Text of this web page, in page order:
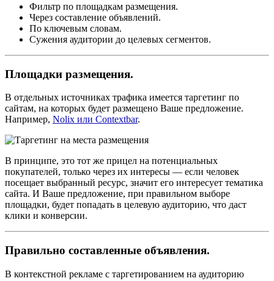
Фильтр по площадкам размещения.
Через составление объявлений.
По ключевым словам.
Сужения аудитории до целевых сегментов.
Площадки размещения.
В отдельных источниках трафика имеется таргетинг по
сайтам, на которых будет размещено Ваше предложение.
Например, Nolix или Contextbar.
В принципе, это тот же прицел на потенциальных
покупателей, только через их интересы — если человек
посещает выбранный ресурс, значит его интересует тематика
сайта. И Ваше предложение, при правильном выборе
площадки, будет попадать в целевую аудиторию, что даст
клики и конверсии.
Правильно составленные объявления.
В контекстной рекламе с таргетированием на аудиторию